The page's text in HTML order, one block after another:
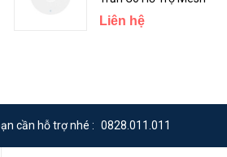
Liên hệ
cần hỗ trợ nhé : 0828.011.011